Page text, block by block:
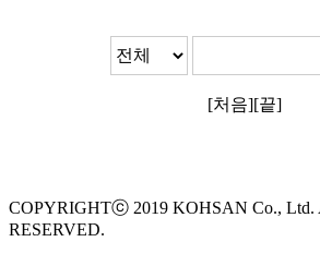
[처음][끝]
COPYRIGHTⓒ 2019 KOHSAN Co.,
RESERVED.